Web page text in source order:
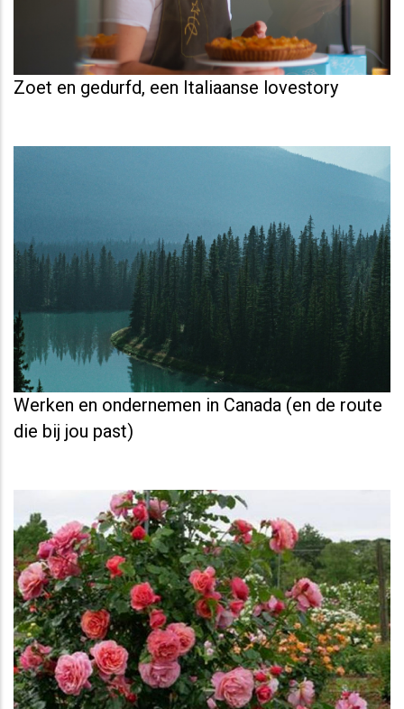
Zoet en gedurfd, een Italiaanse lovestory
Werken en ondernemen in Canada (en de route
die bij jou past)